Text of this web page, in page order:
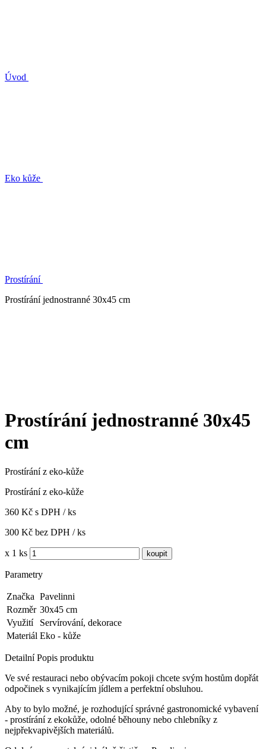
Úvod
Eko kůže
Prostírání
Prostírání jednostranné 30x45 cm
Prostírání jednostranné 30x45
cm
Prostírání z eko-kůže
Prostírání z eko-kůže
360 Kč s DPH / ks
300 Kč bez DPH / ks
x 1 ks
Parametry
Značka Pavelinni
Rozměr 30x45 cm
Využití
Servírování, dekorace
Materiál Eko - kůže
Detailní Popis produktu
Ve své restauraci nebo obývacím pokoji chcete svým hostům dopřát
odpočinek s vynikajícím jídlem a perfektní obsluhou.
Aby to bylo možné, je rozhodující správné gastronomické vybavení
- prostírání z ekokůže, odolné běhouny nebo chlebníky z
nejpřekvapivějších materiálů.